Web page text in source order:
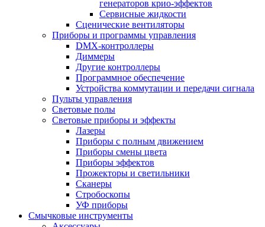
генераторов крио-эффектов
Сервисные жидкости
Сценические вентиляторы
Приборы и программы управления
DMX-контроллеры
Диммеры
Другие контроллеры
Программное обеспечение
Устройства коммутации и передачи сигнала
Пульты управления
Световые полы
Световые приборы и эффекты
Лазеры
Приборы с полным движением
Приборы смены цвета
Приборы эффектов
Прожекторы и светильники
Сканеры
Стробоскопы
УФ приборы
Смычковые инструменты